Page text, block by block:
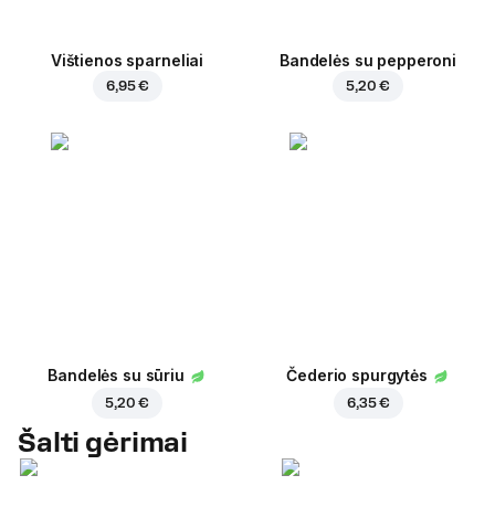
Vištienos sparneliai
6,95 €
Bandelės su pepperoni
5,20 €
Bandelės su sūriu
5,20 €
Čederio spurgytės
6,35 €
Šalti gėrimai